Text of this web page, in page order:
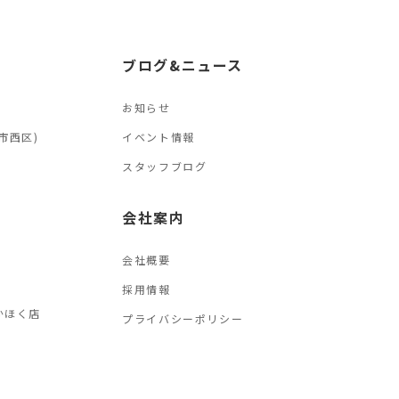
西区)
ほく店
ブログ&ニュース
お知らせ
イベント情報
スタッフブログ
会社案内
会社概要
採用情報
プライバシーポリシー